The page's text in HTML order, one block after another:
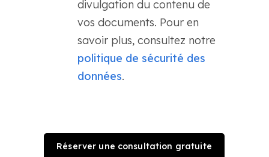
divulgation du contenu de
vos documents. Pour en
savoir plus, consultez notre
politique de sécurité des
données.
Réserver une consultation gratuite